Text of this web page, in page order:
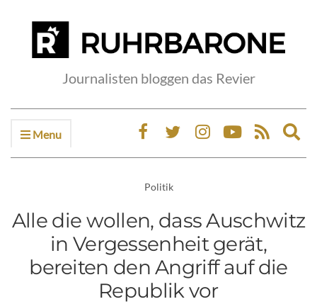
Journalisten bloggen das Revier
Menu
Politik
Alle die wollen, dass Auschwitz
in Vergessenheit gerät,
bereiten den Angriff auf die
Republik vor